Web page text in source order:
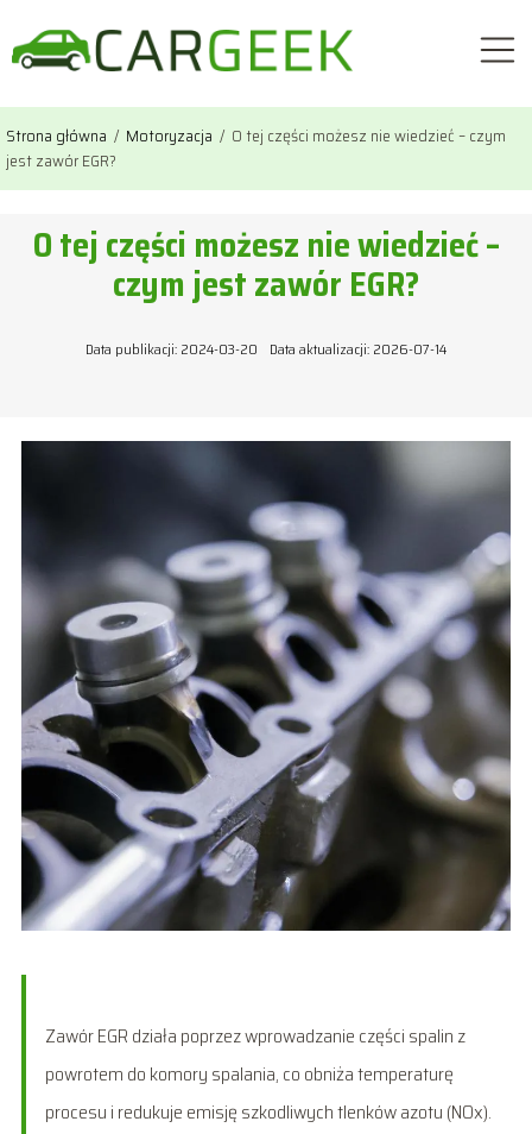
Strona główna / Motoryzacja / O tej części możesz nie wiedzieć – czym
jest zawór EGR?
O tej części możesz nie wiedzieć –
czym jest zawór EGR?
Data publikacji: 2024-03-20 Data aktualizacji: 2026-07-14
Zawór EGR działa poprzez wprowadzanie części spalin z
powrotem do komory spalania, co obniża temperaturę
procesu i redukuje emisję szkodliwych tlenków azotu (NOx).